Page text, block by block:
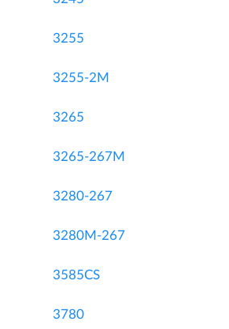
3255
3255-2M
3265
3265-267M
3280-267
3280M-267
3585CS
3780